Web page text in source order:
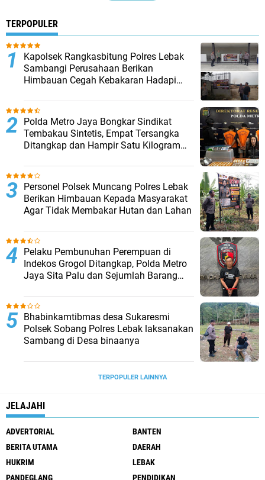
TERPOPULER
Kapolsek Rangkasbitung Polres Lebak
Sambangi Perusahaan Berikan
Himbauan Cegah Kebakaran Hadapi
‎Polda Metro Jaya Bongkar Sindikat
Tembakau Sintetis, Empat Tersangka
Ditangkap dan Hampir Satu Kilogram
Personel Polsek Muncang Polres Lebak
Berikan Himbauan Kepada Masyarakat
Agar Tidak Membakar Hutan dan Lahan
Pelaku Pembunuhan Perempuan di
Indekos Grogol Ditangkap, Polda Metro
Jaya Sita Palu dan Sejumlah Barang
Bhabinkamtibmas desa Sukaresmi
Polsek Sobang Polres Lebak laksanakan
Sambang di Desa binaanya
TERPOPULER LAINNYA
JELAJAHI
ADVERTORIAL
BANTEN
BERITA UTAMA
DAERAH
HUKRIM
LEBAK
PANDEGLANG
PENDIDIKAN